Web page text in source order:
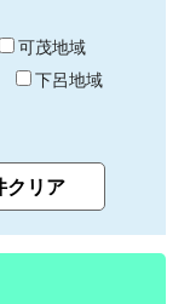
可茂地域
下呂地域